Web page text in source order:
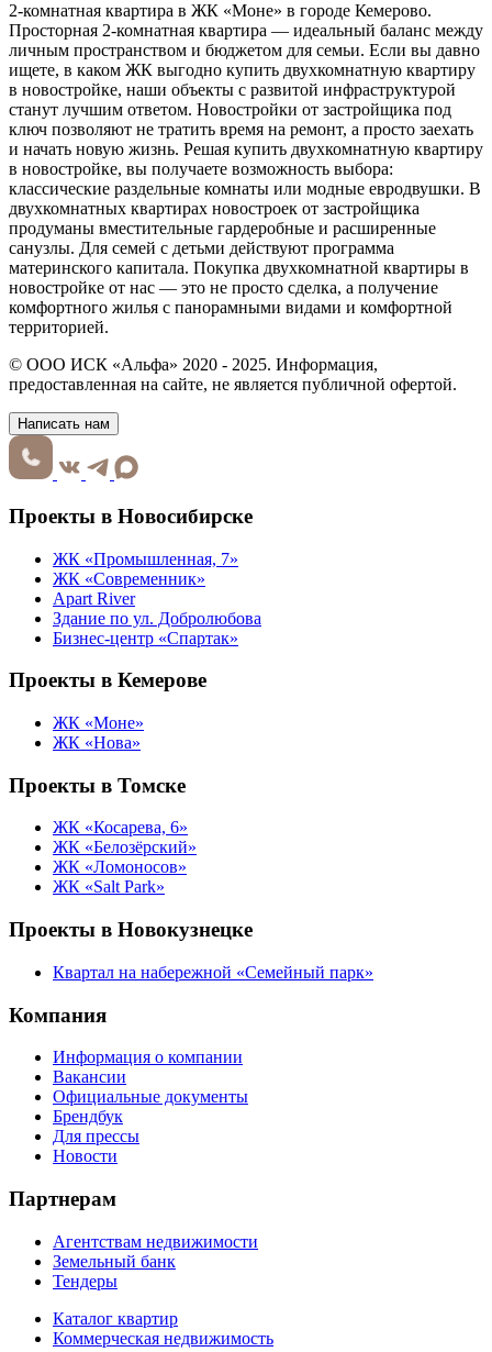
2-комнатная квартира в ЖК «Моне» в городе Кемерово.
Просторная 2-комнатная квартира — идеальный баланс между
личным пространством и бюджетом для семьи. Если вы давно
ищете, в каком ЖК выгодно купить двухкомнатную квартиру
в новостройке, наши объекты с развитой инфраструктурой
станут лучшим ответом. Новостройки от застройщика под
ключ позволяют не тратить время на ремонт, а просто заехать
и начать новую жизнь. Решая купить двухкомнатную квартиру
в новостройке, вы получаете возможность выбора:
классические раздельные комнаты или модные евродвушки. В
двухкомнатных квартирах новостроек от застройщика
продуманы вместительные гардеробные и расширенные
санузлы. Для семей с детьми действуют программа
материнского капитала. Покупка двухкомнатной квартиры в
новостройке от нас — это не просто сделка, а получение
комфортного жилья с панорамными видами и комфортной
территорией.
© ООО ИСК «Альфа» 2020 - 2025. Информация,
предоставленная на сайте, не является публичной офертой.
Написать нам
Проекты в Новосибирске
ЖК «Промышленная, 7»
ЖК «Современник»
Apart River
Здание по ул. Добролюбова
Бизнес-центр «Спартак»
Проекты в Кемерове
ЖК «Моне»
ЖК «Нова»
Проекты в Томске
ЖК «Косарева, 6»
ЖК «Белозёрский»
ЖК «Ломоносов»
ЖК «Salt Park»
Проекты в Новокузнецке
Квартал на набережной «Семейный парк»
Компания
Информация о компании
Вакансии
Официальные документы
Брендбук
Для прессы
Новости
Партнерам
Агентствам недвижимости
Земельный банк
Тендеры
Каталог квартир
Коммерческая недвижимость